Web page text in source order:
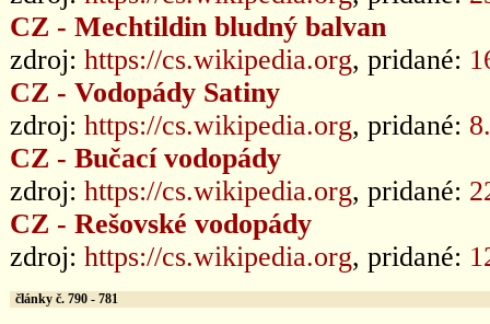
CZ - Mechtildin bludný balvan
zdroj: https://cs.wikipedia.org, pridané:
CZ - Vodopády Satiny
zdroj: https://cs.wikipedia.org, pridané:
CZ - Bučací vodopády
zdroj: https://cs.wikipedia.org, pridané:
CZ - Rešovské vodopády
zdroj: https://cs.wikipedia.org, pridané:
články č. 790 - 781